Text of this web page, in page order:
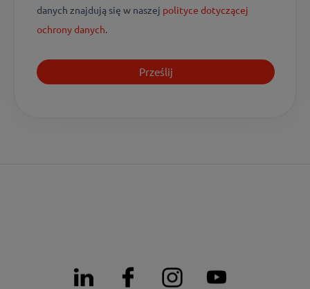
danych znajdują się w naszej polityce dotyczącej
ochrony danych.